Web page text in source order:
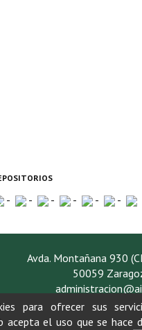
- - - - - -
Avda. Montañana 930
50059
para ofrecer sus
acepta el uso que se hace